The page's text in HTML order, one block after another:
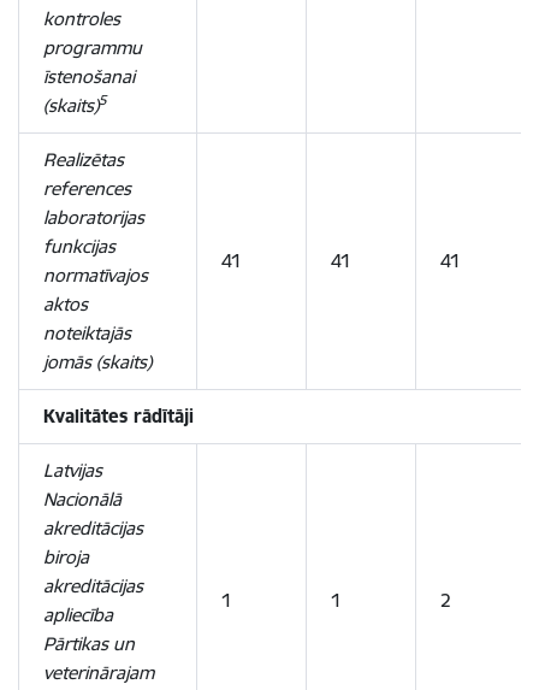
kontroles
programmu
īstenošanai
(skaits)5
Realizētas
references
laboratorijas
funkcijas
normatīvajos
aktos
noteiktajās
jomās (skaits)
41 41 41
Kvalitātes rādītāji
Latvijas
Nacionālā
akreditācijas
biroja
akreditācijas
apliecība
Pārtikas un
veterinārajam
1 1 2